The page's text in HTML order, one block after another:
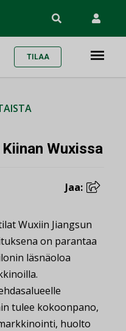
TILAA
Wuxissa
Jaa:
Wuxiin Jiangsun
on parantaa
läsnäoloa
tulee kokoonpano,
huolto